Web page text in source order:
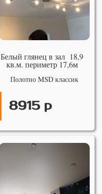
Белый глянец в зал 18,9
кв.м. периметр 17,6м
Полотно MSD классик
8915 р